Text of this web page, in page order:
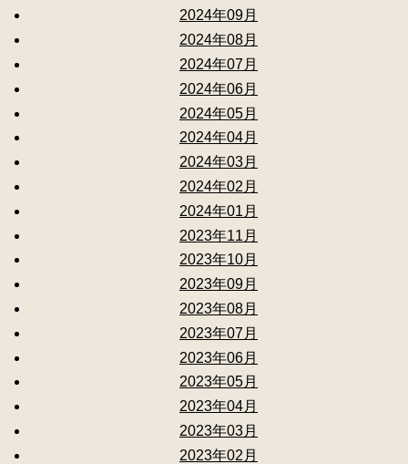
2024年09月
2024年08月
2024年07月
2024年06月
2024年05月
2024年04月
2024年03月
2024年02月
2024年01月
2023年11月
2023年10月
2023年09月
2023年08月
2023年07月
2023年06月
2023年05月
2023年04月
2023年03月
2023年02月